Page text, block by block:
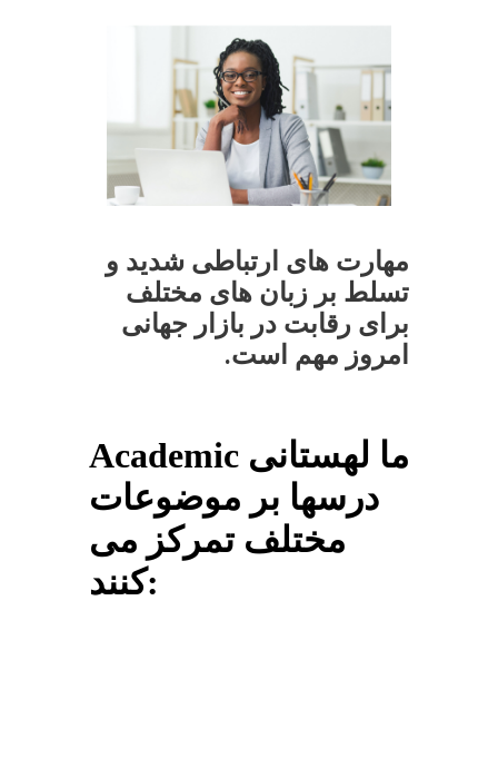
مهارت های ارتباطی شدید و
تسلط بر زبان های مختلف
برای رقابت در بازار جهانی
امروز مهم است.
Academic ما لهستانی
درسها بر موضوعات
مختلف تمرکز می
کنند: